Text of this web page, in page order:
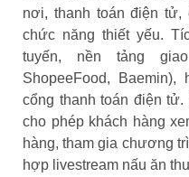
nơi, thanh toán điện
chức năng thiết yếu.
tuyến, nền tảng
ShopeeFood,
cổng thanh toán điện
cho phép khách hàng
hàng, tham gia chương
hợp livestream nấu ăn